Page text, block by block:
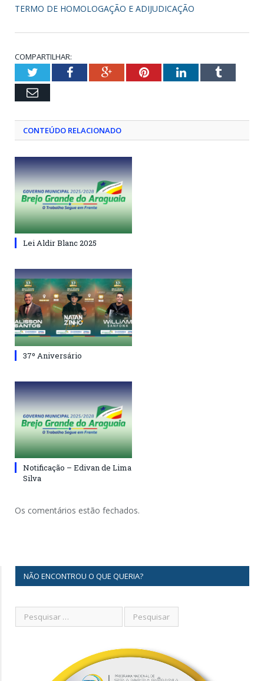
TERMO DE HOMOLOGAÇÃO E ADIJUDICAÇÃO
COMPARTILHAR:
TwitterFacebookGoogle+PinterestLinkedInTumblr
Email
CONTEÚDO RELACIONADO
Lei Aldir Blanc 2025
37º Aniversário
Notificação – Edivan de Lima
Silva
Os comentários estão fechados.
NÃO ENCONTROU O QUE QUERIA?